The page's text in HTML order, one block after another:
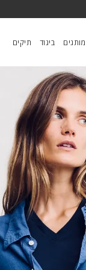
מותגים ביגוד תיקים